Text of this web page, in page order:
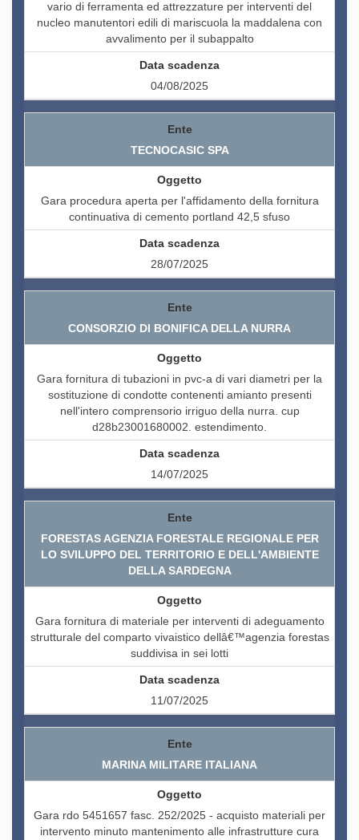
vario di ferramenta ed attrezzature per interventi del
nucleo manutentori edili di mariscuola la maddalena con
avvalimento per il subappalto
04/08/2025
TECNOCASIC SPA
Gara procedura aperta per l'affidamento della fornitura
continuativa di cemento portland 42,5 sfuso
28/07/2025
CONSORZIO DI BONIFICA DELLA NURRA
Gara fornitura di tubazioni in pvc-a di vari diametri per la
sostituzione di condotte contenenti amianto presenti
nell'intero comprensorio irriguo della nurra. cup
d28b23001680002. estendimento.
14/07/2025
FORESTAS AGENZIA FORESTALE REGIONALE PER
LO SVILUPPO DEL TERRITORIO E DELL'AMBIENTE
DELLA SARDEGNA
Gara fornitura di materiale per interventi di adeguamento
strutturale del comparto vivaistico dellâ€™agenzia forestas
suddivisa in sei lotti
11/07/2025
MARINA MILITARE ITALIANA
Gara rdo 5451657 fasc. 252/2025 - acquisto materiali per
intervento minuto mantenimento alle infrastrutture cura